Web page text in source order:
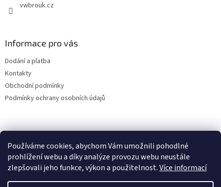
Používáme cookies, abychom Vám umožnili pohodlné
prohlížení webu a díky analýze provozu webu neustále
zlepšovali jeho funkce, výkon a použitelnost.Více informací
vwbrouk.cz
Informace pro vás
Dodání a platba
Kontakty
Obchodní podmínky
Podmínky ochrany osobních údajů